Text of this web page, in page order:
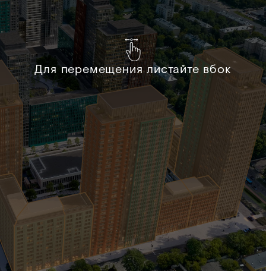
Для перемещения листайте вбок